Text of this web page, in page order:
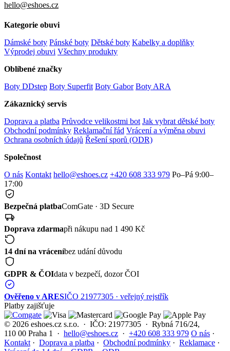
hello@eshoes.cz
Kategorie obuvi
Dámské boty Pánské boty Dětské boty Kabelky a doplňky
Výprodej obuvi Všechny produkty
Oblíbené značky
Boty DDstep Boty Superfit Boty Gabor Boty ARA
Zákaznický servis
Doprava a platba Průvodce velikostmi bot Jak vybrat dětské boty
Obchodní podmínky Reklamační řád Vrácení a výměna obuvi
Ochrana osobních údajů Řešení sporů (ODR)
Společnost
O nás Kontakt hello@eshoes.cz +420 608 333 979 Po–Pá 9:00–
17:00
Bezpečná platbaComGate · 3D Secure
Doprava zdarmapři nákupu nad 1 490 Kč
14 dní na vráceníbez udání důvodu
GDPR & ČOIdata v bezpečí, dozor ČOI
Ověřeno v ARESIČO 21977305 · veřejný rejstřík
Platby zajišťuje
© 2026 eshoes.cz s.r.o. · IČO: 21977305 · Rybná 716/24,
110 00 Praha 1 · hello@eshoes.cz · +420 608 333 979 O nás ·
Kontakt· Doprava a platba · Obchodní podmínky · Reklamace ·